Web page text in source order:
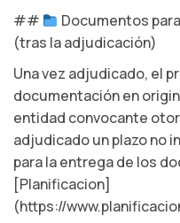
##
Documentos
(tras la adjudicación)
Una vez adjudicado, el
documentación en
entidad convocante
adjudicado un plazo no
para la entrega de los
[Planificacion]
(https://